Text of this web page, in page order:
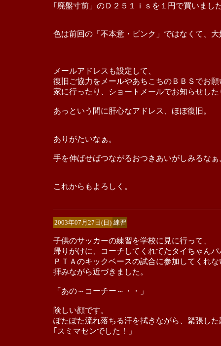
｢廃盤寸前」のＤ２５１ｉｓを１円で買いまし
色は前回の「不本意・ピンク」ではなくて、
メールアドレスも設定して、
復旧ご協力をメールやあちこちのＢＢＳでお願
家に行ったり、ショートメールでお知らせした
あっという間に肝心なアドレス、ほぼ復旧。
ありがたいなぁ。
手を伸ばせばつながるおつきあいがしみるなぁ
これからもよろしく。
2003年07月27日(日) 練習
子供のサッカーの練習を学校に見に行って、
帰りがけに、コーチしてくれてたタイちゃんパ
ＰＴＡのキックベースの試合に参加してくれ
拝みながら近づきました。
「あの～コーチー～・・」
険しい顔です。
ぽたぽた流れ落ちる汗を拭きながら、緊張し
｢スミマセンでした！」